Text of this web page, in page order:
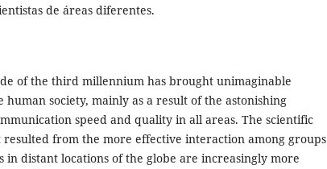
de áreas diferentes.
of the third millennium has brought unimaginable
human society, mainly as a result of the astonishing
speed and quality in all areas. The scientific
resulted from the more effective interaction among groups
in distant locations of the globe are increasingly more